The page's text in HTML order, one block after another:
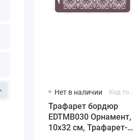
Нет в наличии Код товара: EDTMB030
Трафарет бордюр
EDTMB030 Орнамент,
10х32 см, Трафарет-